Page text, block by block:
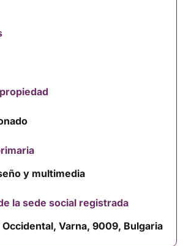
y multimedia
la sede social registrada
Varna, 9009, Bulgaria